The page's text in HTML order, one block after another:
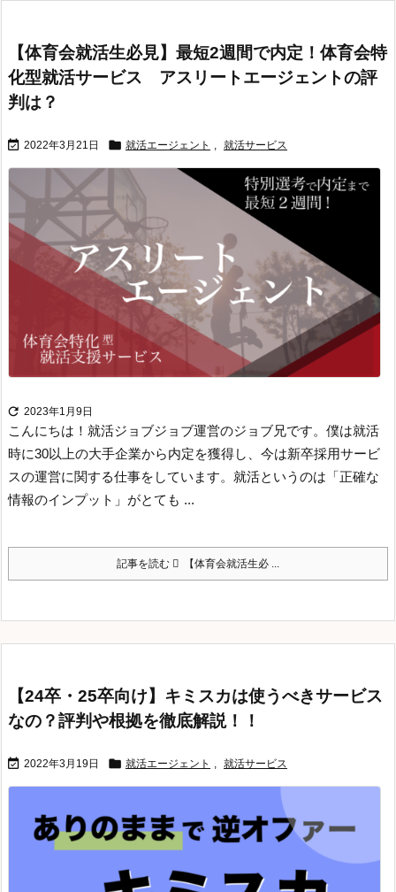
【体育会就活生必見】最短2週間で内定！体育会特
化型就活サービス アスリートエージェントの評
判は？
 2022年3月21日  就活エージェント , 就活サービス
 2023年1月9日
こんにちは！ 就活ジョブジョブ運営のジョブ兄です。 僕は就活
時に30以上の大手企業から内定を獲得し、今は新卒採用サービ
スの運営に関する仕事をしています。 就活というのは「正確な
情報のインプット」がとても ...
記事を読む 【体育会就活生必 ...
【24卒・25卒向け】キミスカは使うべきサービス
なの？評判や根拠を徹底解説！！
 2022年3月19日  就活エージェント , 就活サービス